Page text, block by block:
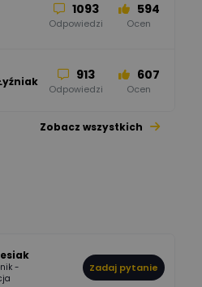
1093
Odpowiedzi
594
Ocen
913
Odpowiedzi
607
Ocen
955 374
Zobacz wszystkich
-
Zadaj pytanie